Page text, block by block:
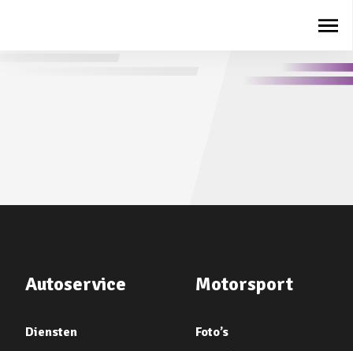
Autoservice
Diensten
Motorsport
Foto’s